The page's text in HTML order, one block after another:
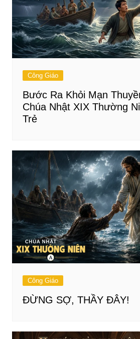
Công Giáo
Bước Ra Khỏi Mạn
Chúa Nhật XIX Thường
Trẻ
Công Giáo
ĐỪNG SỢ, THẦY ĐÂY!